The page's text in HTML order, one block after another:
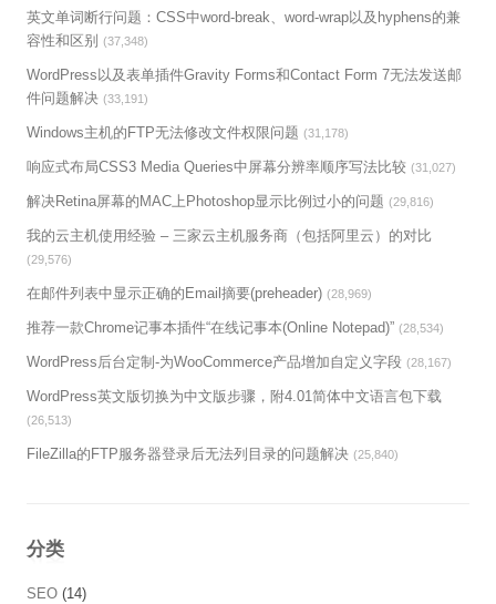
英文单词断行问题：CSS中word-break、word-wrap以及hyphens的兼
容性和区别
(37,348)
WordPress以及表单插件Gravity Forms和Contact Form 7无法发送邮
件问题解决 (33,191)
Windows主机的FTP无法修改文件权限问题 (31,178)
响应式布局CSS3 Media Queries中屏幕分辨率顺序写法比较 (31,027)
解决Retina屏幕的MAC上Photoshop显示比例过小的问题 (29,816)
我的云主机使用经验 – 三家云主机服务商（包括阿里云）的对比
(29,576)
在邮件列表中显示正确的Email摘要(preheader) (28,969)
推荐一款Chrome记事本插件“在线记事本(Online Notepad)” (28,534)
WordPress后台定制-为WooCommerce产品增加自定义字段 (28,167)
WordPress英文版切换为中文版步骤，附4.01简体中文语言包下载
(26,513)
FileZilla的FTP服务器登录后无法列目录的问题解决 (25,840)
分类
SEO (14)